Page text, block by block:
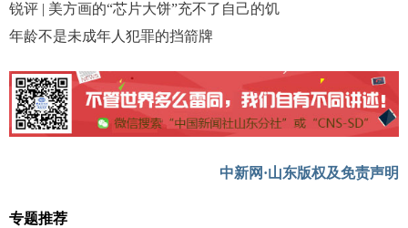
锐评 | 美方画的“芯片大饼”充不了自己的饥
年龄不是未成年人犯罪的挡箭牌
中新网·山东版权及免责声明
专题推荐